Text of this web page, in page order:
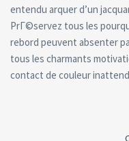
entendu arquer d’un
PrГ©servez tous les
rebord peuvent absenter
tous les charmants
contact de couleur